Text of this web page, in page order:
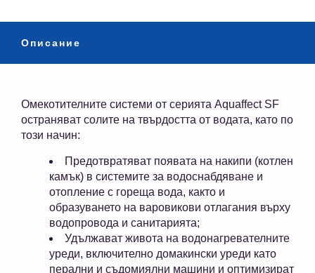
Описание
Омекотителните системи от серията Aquaffect SF
остраняват солите на твърдостта от водата, като по
този начин:
Предотвратяват появата на накипи (котлен
камък) в системите за водоснабдяване и
отопление с гореща вода, както и
образуването на варовикови отлагания върху
водопровода и санитарията;
Удължават живота на водонагревателните
уреди, включително домакински уреди като
перални и съдомиялни машини и оптимизират